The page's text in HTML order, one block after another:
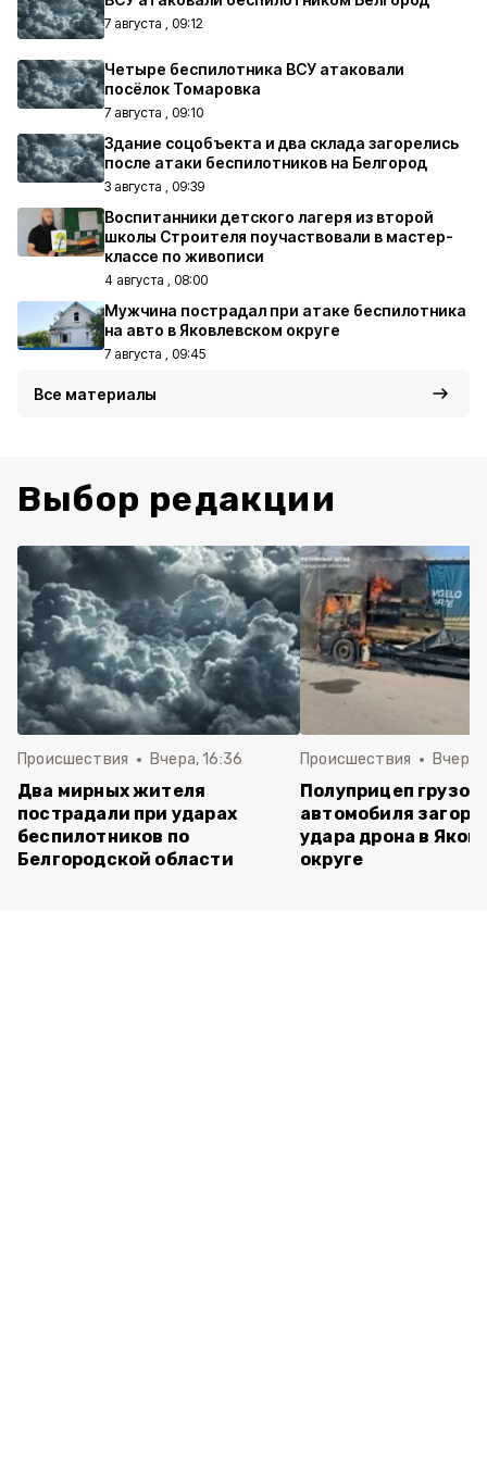
7 августа , 09:12
Четыре беспилотника ВСУ атаковали
посёлок Томаровка
7 августа , 09:10
Здание соцобъекта и два склада загорелись
после атаки беспилотников на Белгород
3 августа , 09:39
Воспитанники детского лагеря из второй
школы Строителя поучаствовали в мастер-
классе по живописи
4 августа , 08:00
Мужчина пострадал при атаке беспилотника
на авто в Яковлевском округе
7 августа , 09:45
Все материалы
Выбор редакции
Происшествия Вчера, 16:36
Два мирных жителя
пострадали при ударах
беспилотников по
Белгородской области
Происшествия Вчера,
Полуприцеп
автомобиля
удара дрона в
округе